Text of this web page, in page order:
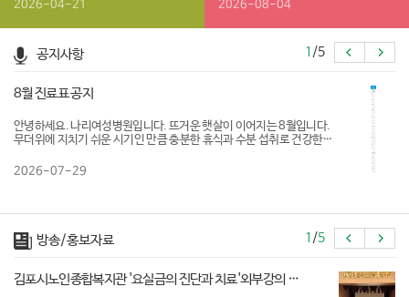
자 연락드립…
2026-04-21 2026-08-04
공지사항 1 /5
8월 진료표 공지
안녕하세요. 나리여성병원입니다. 뜨거운 햇살이 이어지는 8월입니다.
무더위에 지치기 쉬운 시기인 만큼 충분한 휴식과 수분 섭취로 건강한
원…
2026-07-29
방송/홍보자료 1 /5
김포시노인종합복지관 '요실금의 진단과 치료'외부강의 …